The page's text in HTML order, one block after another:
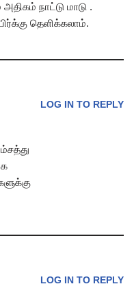
நாட்டு மாடு .
தெளிக்கலாம்.
LOG IN TO REPLY
LOG IN TO REPLY